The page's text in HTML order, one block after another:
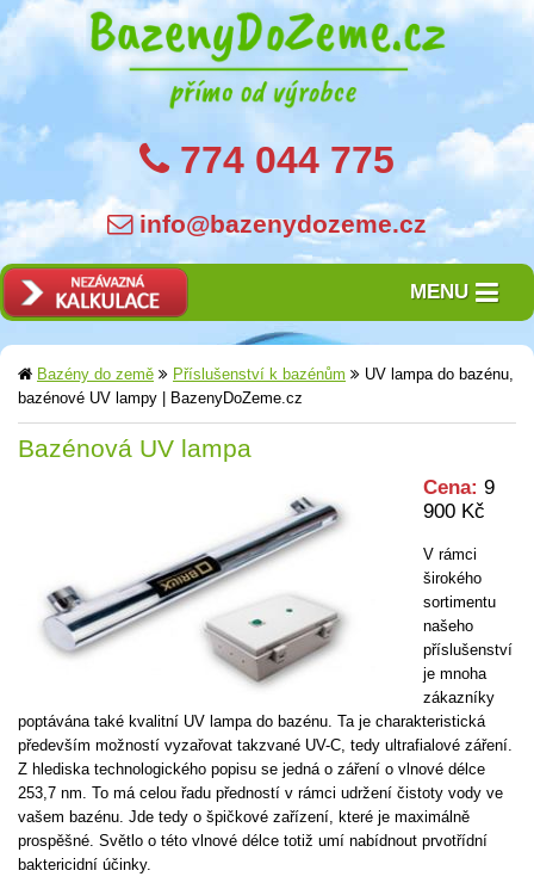
774 044 775
info@bazenydozeme.cz
MENU
Bazény do země Příslušenství k bazénům
UV lampa do bazénu,
bazénové UV lampy | BazenyDoZeme.cz
Bazénová UV lampa
Cena: 9
900 Kč
V rámci
širokého
sortimentu
našeho
příslušenství
je mnoha
zákazníky
poptávána také kvalitní UV lampa do bazénu. Ta je charakteristická
především možností vyzařovat takzvané UV-C, tedy ultrafialové záření.
Z hlediska technologického popisu se jedná o záření o vlnové délce
253,7 nm. To má celou řadu předností v rámci udržení čistoty vody ve
vašem bazénu. Jde tedy o špičkové zařízení, které je maximálně
prospěšné. Světlo o této vlnové délce totiž umí nabídnout prvotřídní
baktericidní účinky.